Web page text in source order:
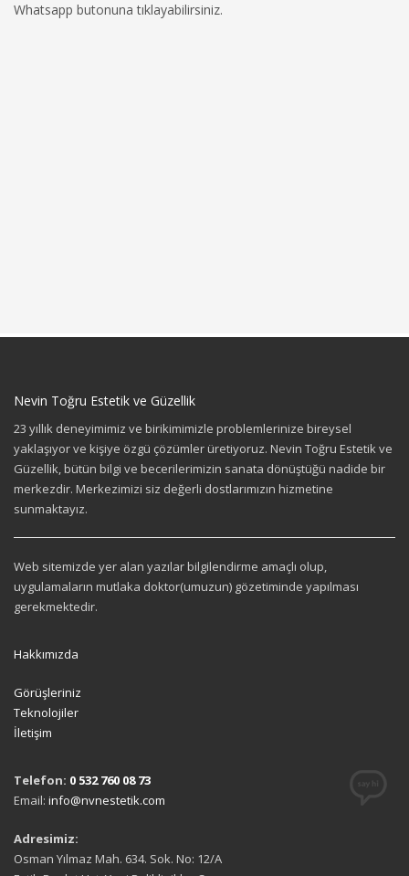
Whatsapp butonuna tıklayabilirsiniz.
Nevin Toğru Estetik ve Güzellik
23 yıllık deneyimimiz ve birikimimizle problemlerinize bireysel
yaklaşıyor ve kişiye özgü çözümler üretiyoruz. Nevin Toğru Estetik ve
Güzellik, bütün bilgi ve becerilerimizin sanata dönüştüğü nadide bir
merkezdir. Merkezimizi siz değerli dostlarımızın hizmetine
sunmaktayız.
Web sitemizde yer alan yazılar bilgilendirme amaçlı olup,
uygulamaların mutlaka doktor(umuzun) gözetiminde yapılması
gerekmektedir.
Hakkımızda
Görüşleriniz
Teknolojiler
İletişim
Telefon: 0 532 760 08 73
Email: info@nvnestetik.com
Adresimiz:
Osman Yılmaz Mah. 634. Sok. No: 12/A